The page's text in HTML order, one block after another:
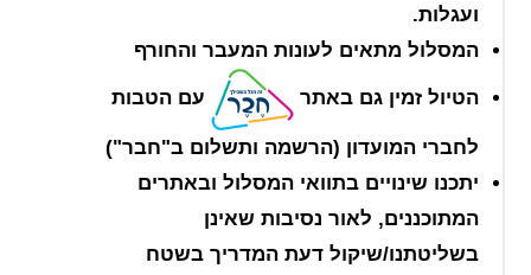
ועגלות.
המסלול מתאים לעונות המעבר והחורף
הטיול זמין גם באתר עם הטבות
לחברי המועדון (הרשמה ותשלום ב"חבר")
יתכנו שינויים בתוואי המסלול ובאתרים
המתוכננים, לאור נסיבות שאינן
בשליטתנו/שיקול דעת המדריך בשטח